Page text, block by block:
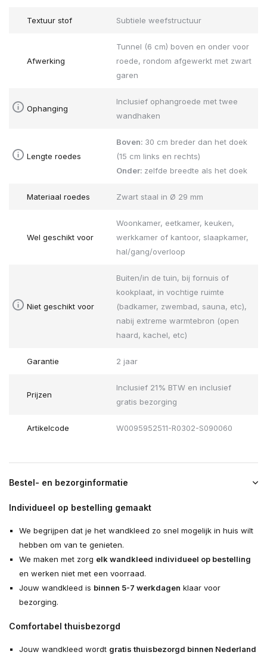
Textuur stof Subtiele weefstructuur
Afwerking
Tunnel (6 cm) boven en onder voor
roede, rondom afgewerkt met zwart
garen
Ophanging
Inclusief ophangroede met twee
wandhaken
Lengte roedes
Boven: 30 cm breder dan het doek
(15 cm links en rechts)
Onder: zelfde breedte als het doek
Materiaal roedes Zwart staal in Ø 29 mm
Wel geschikt voor
Woonkamer, eetkamer, keuken,
werkkamer of kantoor, slaapkamer,
hal/gang/overloop
Niet geschikt voor
Buiten/in de tuin, bij fornuis of
kookplaat, in vochtige ruimte
(badkamer, zwembad, sauna, etc),
nabij extreme warmtebron (open
haard, kachel, etc)
Garantie 2 jaar
Prijzen
Inclusief 21% BTW en inclusief
gratis bezorging
Artikelcode W0095952511-R0302-S090060
Bestel- en bezorginformatie
Individueel op bestelling gemaakt
We begrijpen dat je het wandkleed zo snel mogelijk in huis wilt
hebben om van te genieten.
We maken met zorg elk wandkleed individueel op bestelling
en werken niet met een voorraad.
Jouw wandkleed is binnen 5-7 werkdagen klaar voor
bezorging.
Comfortabel thuisbezorgd
Jouw wandkleed wordt gratis thuisbezorgd binnen Nederland